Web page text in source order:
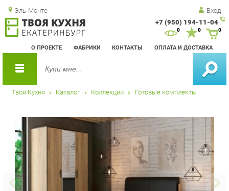
Эль-Монте Вход
+7 (950) 194-11-04
О ПРОЕКТЕ ФАБРИКИ КОНТАКТЫ ОПЛАТА И ДОСТАВКА
0 0
Твоя Кухня Каталог Коллекции Готовые комплекты